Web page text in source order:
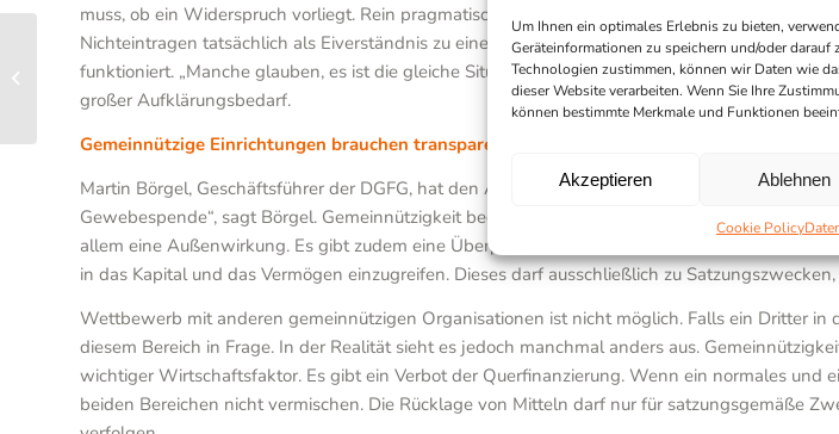
Um Ihnen ein optimales Erlebnis zu bieten,
Geräteinformationen zu speichern und/oder darauf
Technologien zustimmen, können wir Daten wie
dieser Website verarbeiten. Wenn Sie Ihre
können bestimmte Merkmale und Funktionen
Akzeptieren Ablehnen
Cookie Policy
muss, ob ein Widerspruch vorliegt. Rein pragmatisch, können Ärzte auf diese Weise die
Nichteintragen tatsächlich als Eiverständnis zu einer Gewebespende zu werten? Das
funktioniert. „Manche glauben, es ist die gleiche Situation wie in Deutschland, wo eine
großer Aufklärungsbedarf.
Gemeinnützige Einrichtungen brauchen transparente Strukturen
Martin Börgel, Geschäftsführer der DGFG, hat den Aspekt der Finanzierung der
Gewebespende“, sagt Börgel. Gemeinnützigkeit bedeutet in erster Linie Befreiung von der
allem eine Außenwirkung. Es gibt zudem eine Überprüfung der Geschäftsführung mit den
in das Kapital und das Vermögen einzugreifen. Dieses darf ausschließlich zu
Wettbewerb mit anderen gemeinnützigen Organisationen ist nicht möglich. Falls ein Dritter
diesem Bereich in Frage. In der Realität sieht es jedoch manchmal anders aus.
wichtiger Wirtschaftsfaktor. Es gibt ein Verbot der Querfinanzierung. Wenn ein normales
beiden Bereichen nicht vermischen. Die Rücklage von Mitteln darf nur für satzungsgemäße
Patientengeschichte:
Heidi Lotz erzählt von
ihren Erfahrungen